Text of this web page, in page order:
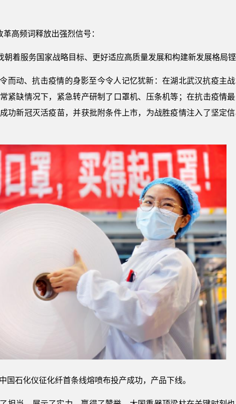
高频词释放出强烈信号：
着服务国家战略目标、更好适应高质量发展和构建新发展格局铿
而动、抗击疫情的身影至今令人记忆犹新：在湖北武汉抗疫主
紧缺情况下，紧急转产研制了口罩机、压条机等；在抗击疫情
功新冠灭活疫苗，并获批附条件上市，为战胜疫情注入了坚定
国石化仪征化纤首条线熔喷布投产成功，产品下线。